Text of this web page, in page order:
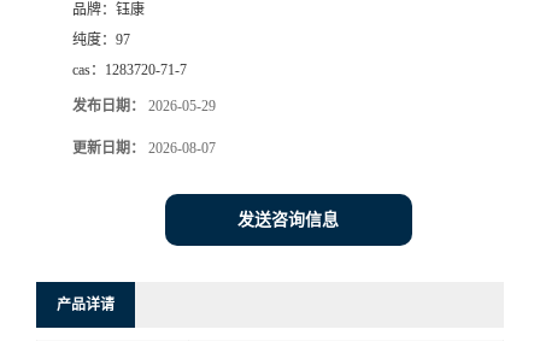
品牌： 钰康
纯度： 97
cas： 1283720-71-7
发布日期： 2026-05-29
更新日期： 2026-08-07
发送咨询信息
产品详请